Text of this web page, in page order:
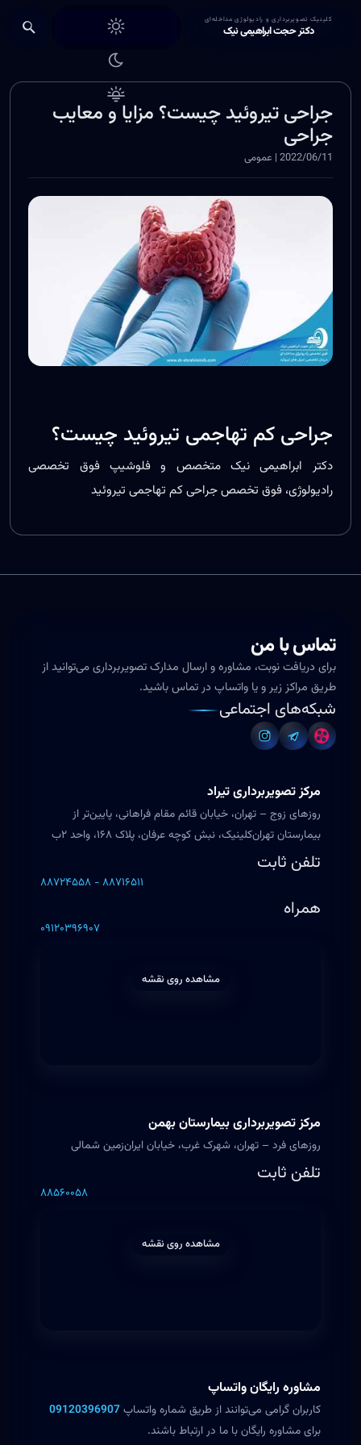
کلینیک تصویربرداری و رادیولوژی مداخله‌ای
دکتر حجت ابراهیمی نیک Choose theme
جراحی تیروئید چیست؟ مزایا و معایب
جراحی
2022/06/11 | عمومی
جراحی کم تهاجمی تیروئید چیست؟
دکتر ابراهیمی نیک متخصص و فلوشیپ فوق تخصصی
رادیولوژی، فوق تخصص جراحی کم تهاجمی تیروئید
تماس با من
برای دریافت نوبت، مشاوره و ارسال مدارک تصویربرداری می‌توانید از
طریق مراکز زیر و یا واتساپ در تماس باشید.
شبکه‌های اجتماعی
مرکز تصویربرداری تیراد
روزهای زوج – تهران، خیابان قائم مقام فراهانی، پایین‌تر از
بیمارستان تهران‌کلینیک، نبش کوچه عرفان، پلاک ۱۶۸، واحد ۲ب
تلفن ثابت
۸۸۷۲۴۵۵۸ - ۸۸۷۱۶۵۱۱
همراه
۰۹۱۲۰۳۹۶۹۰۷
مشاهده روی نقشه
مرکز تصویربرداری بیمارستان بهمن
روزهای فرد – تهران، شهرک غرب، خیابان ایران‌زمین شمالی
تلفن ثابت
۸۸۵۶۰۰۵۸
مشاهده روی نقشه
مشاوره رایگان واتساپ
کاربران گرامی می‌توانند از طریق شماره واتساپ09120396907
برای مشاوره رایگان با ما در ارتباط باشند.